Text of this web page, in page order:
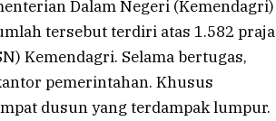
Dalam Negeri (Kemendagri)
tersebut terdiri atas 1.582 praja
Kemendagri. Selama bertugas,
pemerintahan. Khusus
dusun yang terdampak lumpur.